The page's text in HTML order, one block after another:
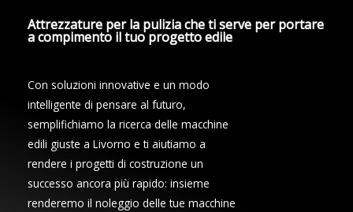
Attrezzature per la pulizia che ti serve per portare
a compimento il tuo progetto edile
Con soluzioni innovative e un modo
intelligente di pensare al futuro,
semplifichiamo la ricerca delle macchine
edili giuste a Livorno e ti aiutiamo a
rendere i progetti di costruzione un
successo ancora più rapido: insieme
renderemo il noleggio delle tue macchine